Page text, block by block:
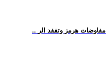
هرمز وتفقد الر